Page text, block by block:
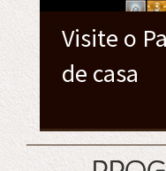
Visite o
de casa